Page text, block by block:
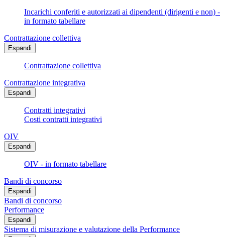
Incarichi conferiti e autorizzati ai dipendenti (dirigenti e non) -
in formato tabellare
Contrattazione collettiva
Espandi
Contrattazione collettiva
Contrattazione integrativa
Espandi
Contratti integrativi
Costi contratti integrativi
OIV
Espandi
OIV - in formato tabellare
Bandi di concorso
Espandi
Bandi di concorso
Performance
Espandi
Sistema di misurazione e valutazione della Performance